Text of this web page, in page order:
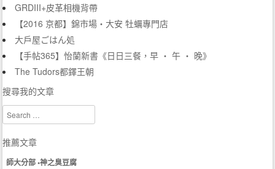
GRDIII+皮革相機背帶
【2016 京都】錦市場‧大安 牡蠣專門店
大戶屋ごはん処
【手帖365】怡蘭新書《日日三餐，早 ‧ 午 ‧ 晚》
The Tudors都鐸王朝
搜尋我的文章
Search
推薦文章
師大分部 •神之臭豆腐